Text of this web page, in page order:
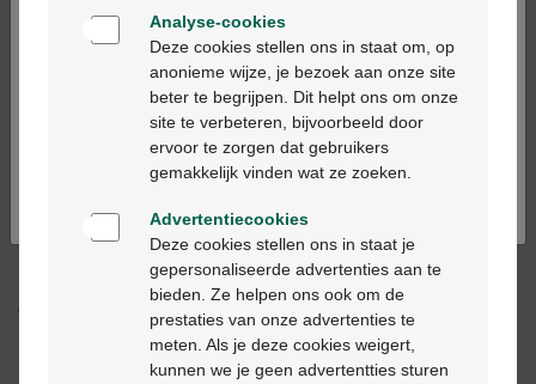
Livraison à domicilegratuite
sécurisé
Service clientèlepar chat ou formulaire de contact
Description du produit
Afin de garantir la qualité de l’alimentation bébé, celle-
ci ne pourra être ni reprise ni remboursée. Pour des
raisons médicales, un changement de lait pour bébé
peut être recommandé. Nous vous conseillons donc de
limiter la quantité par achat.
Bienvenue
Ga verder in het nederlands
Continuez en français
Analyse-cookies
Deze cookies stellen ons in staat om, op
anonieme wijze, je bezoek aan onze site
beter te begrijpen. Dit helpt ons om onze
site te verbeteren, bijvoorbeeld door
ervoor te zorgen dat gebruikers
gemakkelijk vinden wat ze zoeken.
Advertentiecookies
Deze cookies stellen ons in staat je
gepersonaliseerde advertenties aan te
bieden. Ze helpen ons ook om de
prestaties van onze advertenties te
meten. Als je deze cookies weigert,
kunnen we je geen advertentties sturen